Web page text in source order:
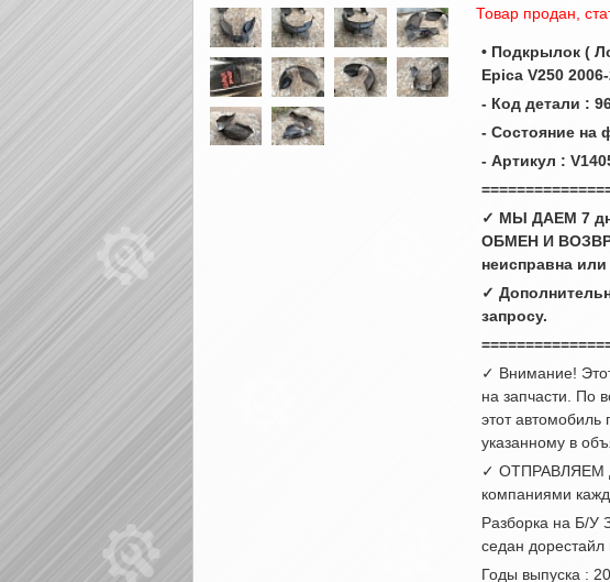
Товар продан,
• Подкрылок (
Epica V250
- Код детали :
- Состояние на
- Артикул :
✓ МЫ ДАЕМ 7
ОБМЕН И
неисправна
✓
запросу.
✓ Внимание!
на запчасти. По
этот
указанному в
✓ ОТПРАВЛЯЕМ
компаниями
Разборка на Б/У
седан дорестайл
Годы выпуска :